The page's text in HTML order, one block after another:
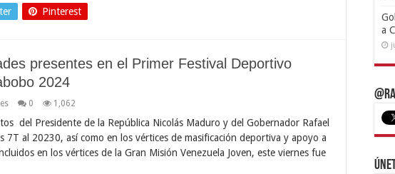
Pinterest
presentes en el Primer Festival Deportivo
2024
0 1,062
del Presidente de la República Nicolás Maduro y del Gobernador Rafael
7T al 20230, así como en los vértices de masificación deportiva y apoyo a
en los vértices de la Gran Misión Venezuela Joven, este viernes fue
a